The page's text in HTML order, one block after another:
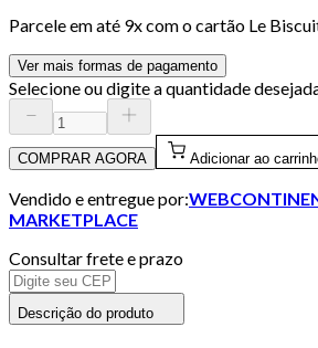
Parcele em até 9x com o cartão Le
Ver mais formas de pagamento
Selecione ou digite a quantidade
COMPRAR AGORA Adicionar ao
Vendido e entregue por:
MARKETPLACE
Consultar frete e prazo
Descrição do produto